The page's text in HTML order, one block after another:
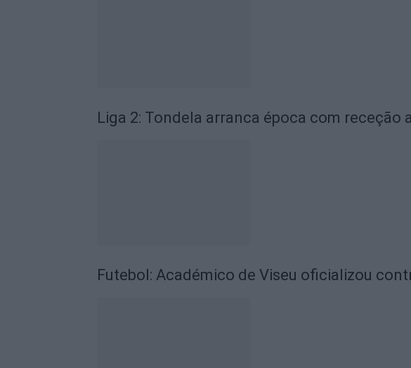
Liga 2: Tondela arranca época com receção
Futebol: Académico de Viseu oficializou